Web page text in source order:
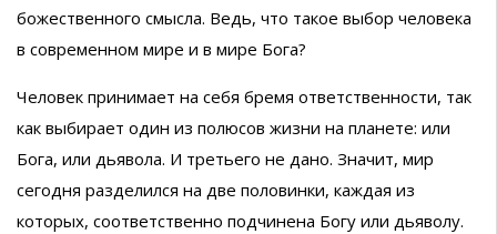
божественного смысла. Ведь, что такое выбор человека
в современном мире и в мире Бога?
Человек принимает на себя бремя ответственности, так
как выбирает один из полюсов жизни на планете: или
Бога, или дьявола. И третьего не дано. Значит, мир
сегодня разделился на две половинки, каждая из
которых, соответственно подчинена Богу или дьяволу.